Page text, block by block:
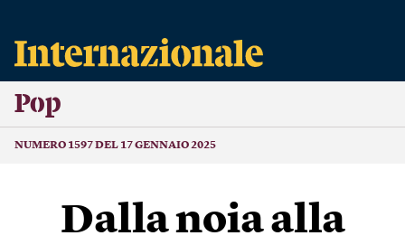
Pop
NUMERO 1597 DEL 17 GENNAIO 2025
Dalla noia alla